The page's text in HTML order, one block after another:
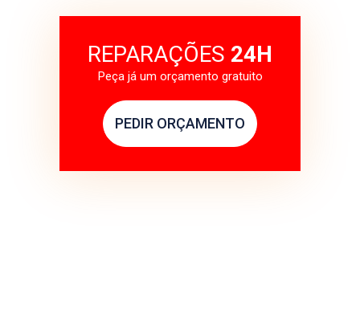
REPARAÇÕES 24H
Peça já um orçamento gratuito
PEDIR ORÇAMENTO